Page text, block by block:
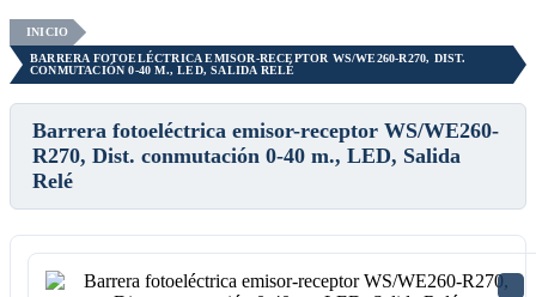
INICIO
BARRERA FOTOELÉCTRICA EMISOR-RECEPTOR WS/WE260-R270, DIST.
CONMUTACIÓN 0-40 M., LED, SALIDA RELÉ
Barrera fotoeléctrica emisor-receptor WS/WE260-
R270, Dist. conmutación 0-40 m., LED, Salida
Relé